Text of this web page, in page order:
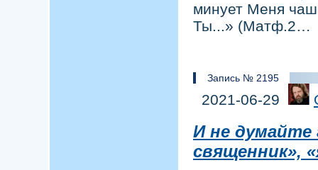
минует Меня
Ты...» (Матф.2…
Запись № 2195
2021-06-29
И не думайте
священник»,